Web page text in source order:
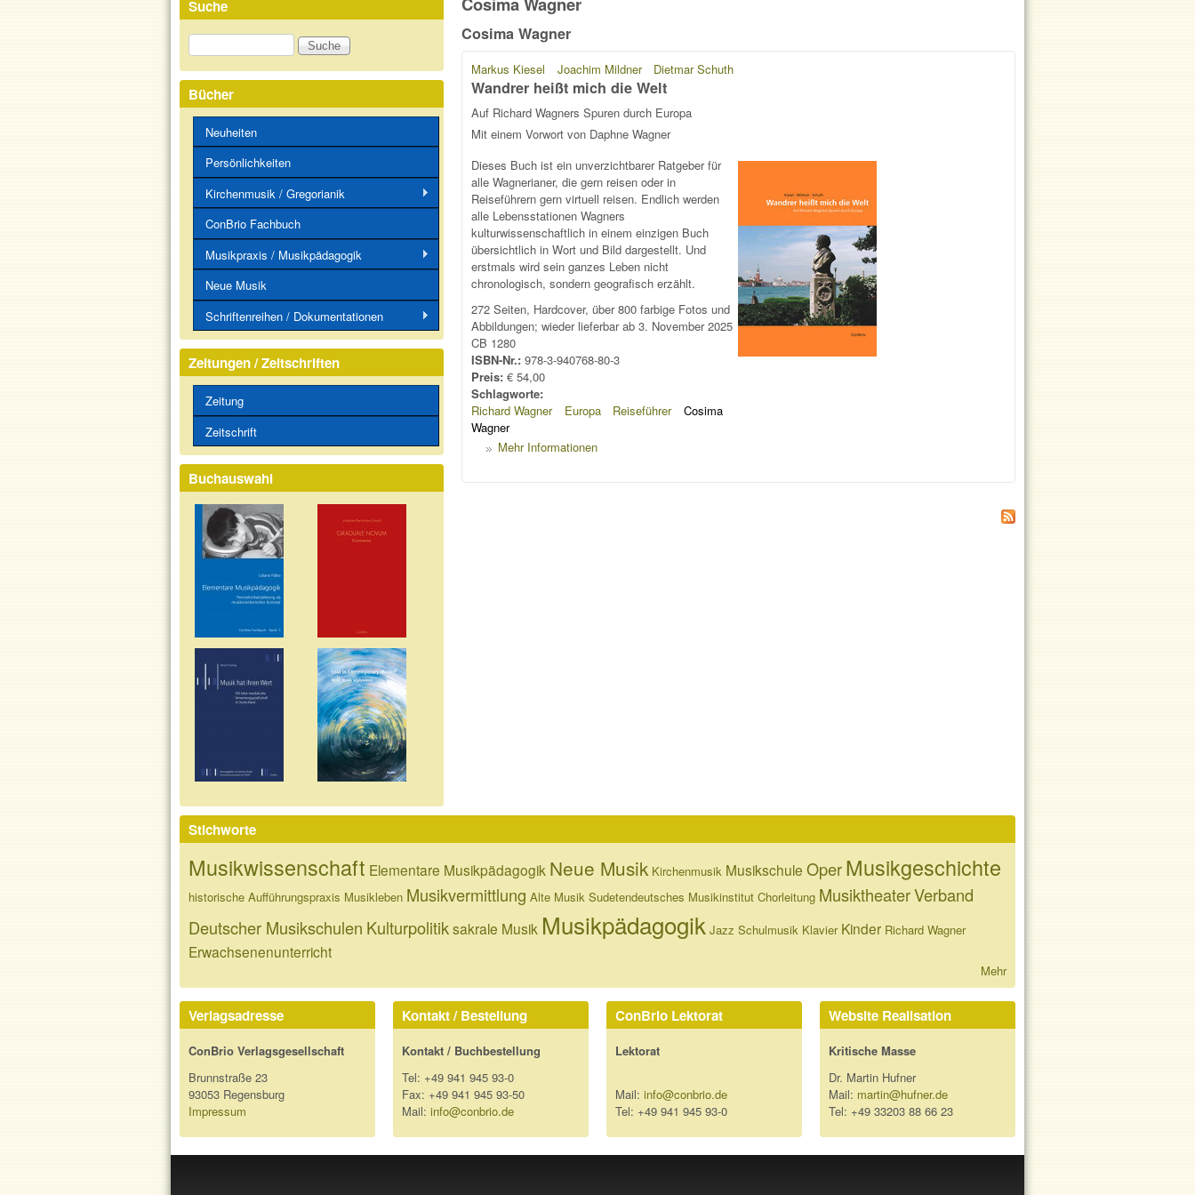
Cosima Wagner
Markus Kiesel Joachim Mildner Dietmar Schuth
Wandrer heißt mich die Welt
Auf Richard Wagners Spuren durch Europa
Mit einem Vorwort von Daphne Wagner
Dieses Buch ist ein unverzichtbarer Ratgeber für
alle Wagnerianer, die gern reisen oder in
Reiseführern gern virtuell reisen. Endlich werden
alle Lebensstationen Wagners
kulturwissenschaftlich in einem einzigen Buch
übersichtlich in Wort und Bild dargestellt. Und
erstmals wird sein ganzes Leben nicht
chronologisch, sondern geografisch erzählt.
272 Seiten, Hardcover, über 800 farbige Fotos und
Abbildungen; wieder lieferbar ab 3. November 2025
CB 1280
ISBN-Nr.: 978-3-940768-80-3
Preis: € 54,00
Schlagworte:
Richard Wagner
Europa Reiseführer
Cosima
Wagner
Mehr Informationen
Suche
Suche
Bücher
Neuheiten
Persönlichkeiten
Kirchenmusik / Gregorianik
ConBrio Fachbuch
Musikpraxis / Musikpädagogik
Neue Musik
Schriftenreihen / Dokumentationen
Zeitungen / Zeitschriften
Zeitung
Zeitschrift
Buchauswahl
Stichworte
Musikwissenschaft Elementare Musikpädagogik Neue Musik Kirchenmusik Musikschule OperMusikgeschichte
historische Aufführungspraxis Musikleben Musikvermittlung Alte Musik Sudetendeutsches Musikinstitut Chorleitung MusiktheaterVerband
Deutscher Musikschulen Kulturpolitiksakrale Musik Musikpädagogik Jazz Schulmusik Klavier Kinder Richard Wagner
Erwachsenenunterricht
Mehr
Verlagsadresse
ConBrio Verlagsgesellschaft
Brunnstraße 23
93053 Regensburg
Impressum
Kontakt / Bestellung
Kontakt / Buchbestellung
Tel: +49 941 945 93-0
Fax: +49 941 945 93-50
Mail: info@conbrio.de
ConBrio Lektorat
Lektorat
Mail: info@conbrio.de
Tel: +49 941 945 93-0
Website Realisation
Kritische Masse
Dr. Martin Hufner
Mail: martin@hufner.de
Tel: +49 33203 88 66 23